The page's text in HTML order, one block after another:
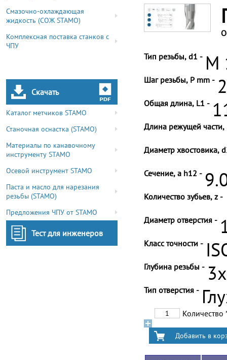
Смазочно-охлаждающая
жидкость (СОЖ STAMO)
Комплексная поставка станков с
ЧПУ
Скачать
Каталог метчиков STAMO
Станочная оснастка (STAMO)
Материалы по канавочному
инструменту STAMO
Осевой инструмент STAMO
Паста и масло для нарезания
резьбы (STAMO)
Предложения ЧПУ от STAMO
Тест для инженеров
Тип резьбы, d1 - M
Шаг резьбы, P mm -
Общая длина, L1 -
Длина режущей части,
Диаметр хвостовика,
Сечение, a h12 -
Количество зубьев, z -
Диаметр отверстия -
Класс точности -
Глубина резьбы -
Тип отверстия -
Количество